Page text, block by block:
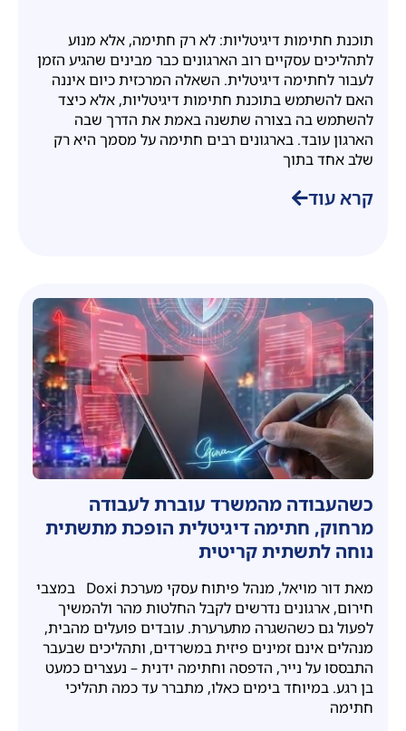
תוכנת חתימות דיגיטליות: לא רק חתימה, אלא מנוע
לתהליכים עסקיים רוב הארגונים כבר מבינים שהגיע הזמן
לעבור לחתימה דיגיטלית. השאלה המרכזית כיום איננה
האם להשתמש בתוכנת חתימות דיגיטליות, אלא כיצד
להשתמש בה בצורה שתשנה באמת את הדרך שבה
הארגון עובד. בארגונים רבים חתימה על מסמך היא רק
שלב אחד בתוך
קרא עוד
כשהעבודה מהמשרד עוברת לעבודה
מרחוק, חתימה דיגיטלית הופכת מתשתית
נוחה לתשתית קריטית
מאת דור מויאל, מנהל פיתוח עסקי מערכת Doxi במצבי
חירום, ארגונים נדרשים לקבל החלטות מהר ולהמשיך
לפעול גם כשהשגרה מתערערת. עובדים פועלים מהבית,
מנהלים אינם זמינים פיזית במשרדים, ותהליכים שבעבר
התבססו על נייר, הדפסה וחתימה ידנית – נעצרים כמעט
בן רגע. במיוחד בימים כאלו, מתברר עד כמה תהליכי
חתימה